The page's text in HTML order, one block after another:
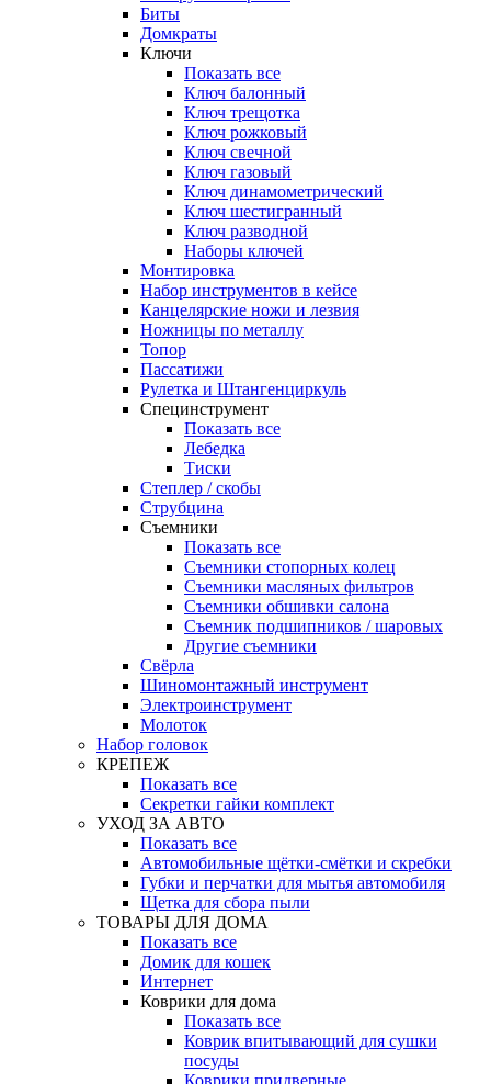
Биты
Домкраты
Ключи
Показать все
Ключ балонный
Ключ трещотка
Ключ рожковый
Ключ свечной
Ключ газовый
Ключ динамометрический
Ключ шестигранный
Ключ разводной
Наборы ключей
Монтировка
Набор инструментов в кейсе
Канцелярские ножи и лезвия
Ножницы по металлу
Топор
Пассатижи
Рулетка и Штангенциркуль
Специнструмент
Показать все
Лебедка
Тиски
Степлер / скобы
Струбцина
Съемники
Показать все
Съемники стопорных колец
Съемники масляных фильтров
Съемники обшивки салона
Съемник подшипников / шаровых
Другие съемники
Свёрла
Шиномонтажный инструмент
Электроинструмент
Молоток
Набор головок
КРЕПЕЖ
Показать все
Секретки гайки комплект
УХОД ЗА АВТО
Показать все
Автомобильные щётки-смётки и скребки
Губки и перчатки для мытья автомобиля
Щетка для сбора пыли
ТОВАРЫ ДЛЯ ДОМА
Показать все
Домик для кошек
Интернет
Коврики для дома
Показать все
Коврик впитывающий для сушки
посуды